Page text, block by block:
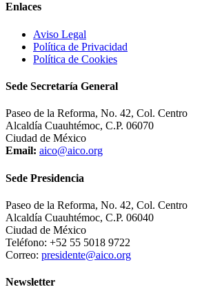
Enlaces
Aviso Legal
Política de Privacidad
Política de Cookies
Sede Secretaría General
Paseo de la Reforma, No. 42, Col. Centro
Alcaldía Cuauhtémoc, C.P. 06070
Ciudad de México
Email: aico@aico.org
Sede Presidencia
Paseo de la Reforma, No. 42, Col. Centro
Alcaldía Cuauhtémoc, C.P. 06040
Ciudad de México
Teléfono: +52 55 5018 9722
Correo: presidente@aico.org
Newsletter